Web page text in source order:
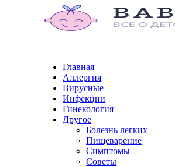
Главная
Аллергия
Вирусные
Инфекции
Гинекология
Другое
Болезнь легких
Пищеварение
Симптомы
Советы